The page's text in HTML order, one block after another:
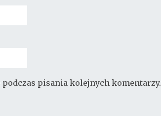
pisania kolejnych komentarzy.